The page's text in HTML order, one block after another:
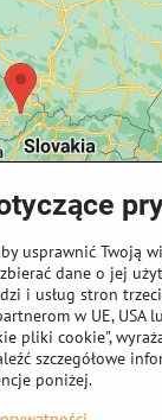
Odkup cewek
usprawnić Twoją
dane o jej
i usług stron
w UE, USA
pliki cookie",
szczegółowe
poniżej.